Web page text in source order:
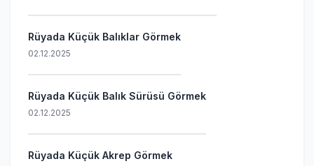
Rüyada Küçük Balıklar Görmek
02.12.2025
Rüyada Küçük Balık Sürüsü Görmek
02.12.2025
Rüyada Küçük Akrep Görmek